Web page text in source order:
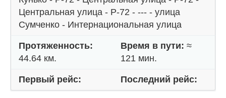
Центральная улица - Р-72 - --- - улица
Сумченко - Интернациональная улица
Протяженность:
44.64 км.
Время в пути: ≈
121 мин.
Первый рейс: Последний рейс: